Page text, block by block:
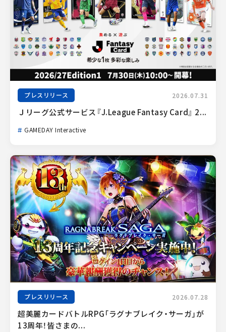
プレスリリース 2026.07.31
Ｊリーグ公式サービス『J.League Fantasy Card』 2...
GAMEDAY Interactive
プレスリリース 2026.07.28
超美麗カードバトルRPG「ラグナブレイク・サーガ」が
13周年！皆さまの...